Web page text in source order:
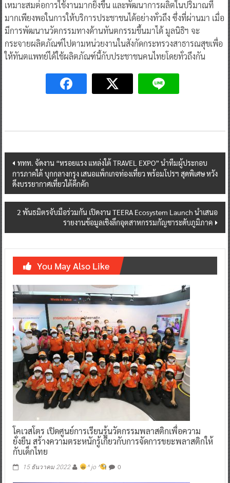
เหมาะสมต่อการใช้งานมากยิ่งขึ้น และพัฒนาการผลิตในปริมาณที่
มากเพียงพอในการให้บริการประชาชนได้อย่างทั่วถึง ซึ่งที่ผ่านมา เมื่อ
มีการพัฒนานวัตกรรมทางด้านทันตกรรมขึ้นมาได้ มูลนิธิฯ จะ
กระจายผลิตภัณฑ์ไปตามหน่วยงานในสังกัดกระทรวงสาธารณสุขเพื่อ
ให้ทันตแพทย์ได้ใช้ผลิตภัณฑ์นี้กับประชาชนคนไทยโดยทั่วถึงกัน
Post
navigation
ททท. จัดงาน “หรอยแรง แหล่งใต้ TRAVEL EXPO” นำทีมผู้ประกอบ
การภาคใต้ บุกกลางกรุง เสนอแพ็กเกจท่องเที่ยว พร้อมโปรฯ สุดพิเศษ หวัง
ดึงบรรยากาศเที่ยวใต้คึกคัก
2 พันธมิตรจับมือร่วมกัน เปิดงาน TEERA Ecosystem Launch นำเสนอ
รายงานข้อมูลเชิงลึกอุตสาหกรรมกัญชาระดับภูมิภาค
You May Also Like
โคเวสโตร เปิดศูนย์การเรียนรู้นวัตกรรมพลาสติกเพื่อความ
ยั่งยืน สร้างความตระหนักรู้เกี่ยวกับการจัดการขยะพลาสติกให้
กับเด็กไทย
15 ธันวาคม 2022 ^ jo ^ 0